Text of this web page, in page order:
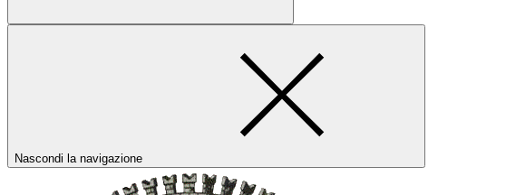
Nascondi la navigazione